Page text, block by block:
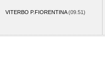
VITERBO P.FIORENTINA(09.51)